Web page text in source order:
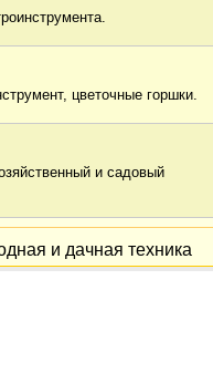
цветочные горшки.
и садовый
и дачная техника